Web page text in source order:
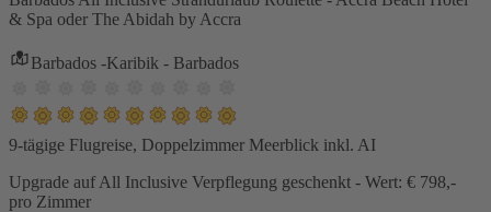
& Spa oder The Abidah by Accra
Barbados -Karibik - Barbados
9-tägige Flugreise, Doppelzimmer Meerblick inkl. AI
Upgrade auf All Inclusive Verpflegung geschenkt - Wert: € 798,-
pro Zimmer